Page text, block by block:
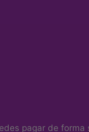
pagar de forma